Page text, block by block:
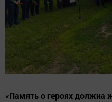
«Память о героях должна